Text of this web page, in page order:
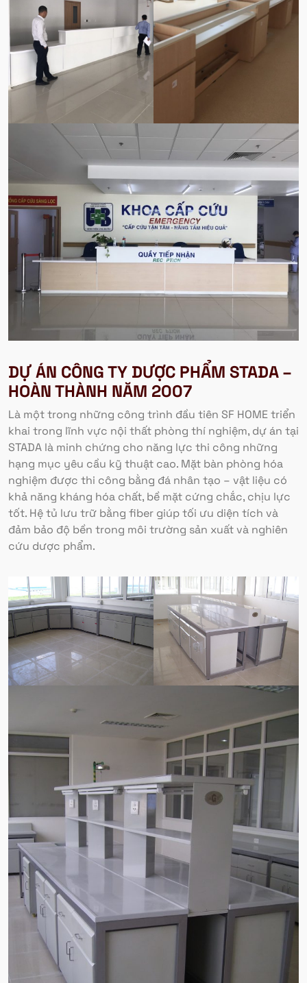
DỰ ÁN CÔNG TY DƯỢC PHẨM STADA –
HOÀN THÀNH NĂM 2007
Là một trong những công trình đầu tiên SF HOME triển
khai trong lĩnh vực nội thất phòng thí nghiệm, dự án tại
STADA là minh chứng cho năng lực thi công những
hạng mục yêu cầu kỹ thuật cao. Mặt bàn phòng hóa
nghiệm được thi công bằng đá nhân tạo – vật liệu có
khả năng kháng hóa chất, bề mặt cứng chắc, chịu lực
tốt. Hệ tủ lưu trữ bằng fiber giúp tối ưu diện tích và
đảm bảo độ bền trong môi trường sản xuất và nghiên
cứu dược phẩm.